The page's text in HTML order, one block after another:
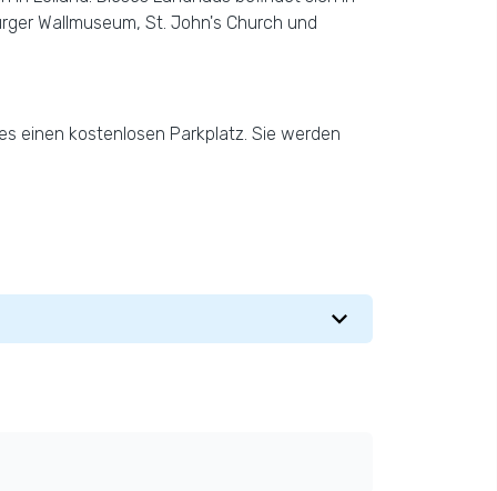
Wallmuseum, St. John's Church und
einen kostenlosen Parkplatz. Sie werden